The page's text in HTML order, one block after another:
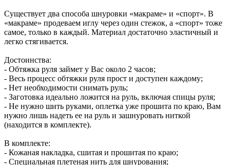
Существует два способа шнуровки «макраме» и «спорт». В
«макраме» продеваем иглу через один стежок, а «спорт» тоже
самое, только в каждый. Материал достаточно эластичный и
легко стягивается.
Достоинства:
- Обтяжка руля займет у Вас около 2 часов;
- Весь процесс обтяжки руля прост и доступен каждому;
- Нет необходимости снимать руль;
- Заготовка идеально ложится на руль, включая спицы руля;
- Не нужно шить руками, оплетка уже прошита по краю, Вам
нужно лишь надеть ее на руль и зашнуровать ниткой
(находится в комплекте).
В комплекте:
- Кожаная накладка, сшитая и прошитая по краю;
- Специальная плетеная нить для шнурования;